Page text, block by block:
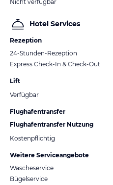
Nicht verfügbar
Hotel Services
Rezeption
24-Stunden-Rezeption
Express Check-In & Check-Out
Lift
Verfügbar
Flughafentransfer
Flughafentransfer Nutzung
Kostenpflichtig
Weitere Serviceangebote
Wäscheservice
Bügelservice